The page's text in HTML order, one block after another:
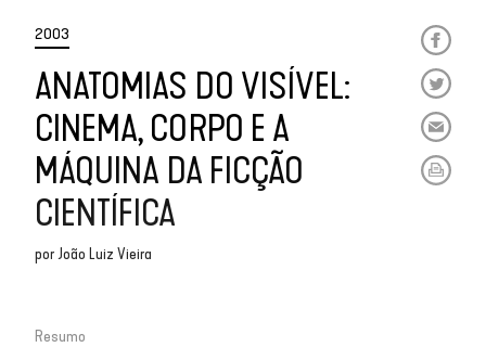
2003
ANATOMIAS DO VISÍVEL:
CINEMA, CORPO E A
MÁQUINA DA FICÇÃO
CIENTÍFICA
porJoão Luiz Vieira
Resumo